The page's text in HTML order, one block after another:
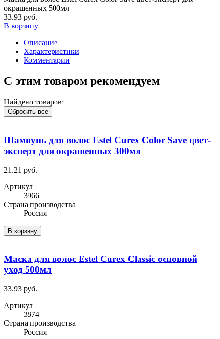
окрашенных 500мл
33.93 руб.
В корзину
Описание
Характеристики
Комментарии
С этим товаром рекомендуем
Найдено товаров:
Сбросить все
Шампунь для волос Estel Curex Color Save цвет-
эксперт для окрашенных 300мл
21.21 руб.
Артикул
3966
Cтрана производства
Россия
В корзину
Маска для волос Estel Curex Classic основной
уход 500мл
33.93 руб.
Артикул
3874
Cтрана производства
Россия